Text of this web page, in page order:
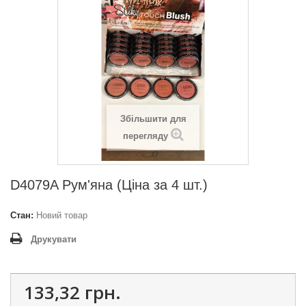
Збільшити для
перегляду
D4079A Рум'яна (Ціна за 4 шт.)
Стан: Новий товар
Друкувати
133,32 грн.